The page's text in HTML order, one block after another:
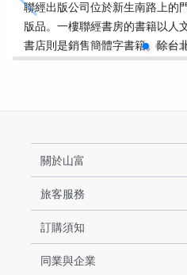
聯經出版公司位於新生南路上的
版品。一樓聯經書房的書籍以人
書店則是銷售簡體字書籍。除台
關於山富
旅客服務
訂購須知
同業與企業